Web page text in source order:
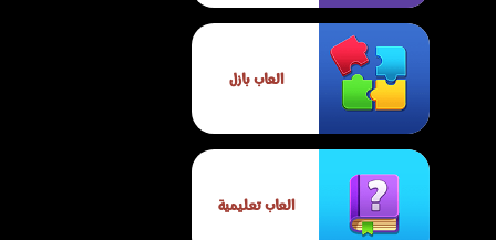
العاب بازل
العاب تعليمية